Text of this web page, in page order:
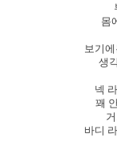
몸
보기
생
넥
꽤
바디